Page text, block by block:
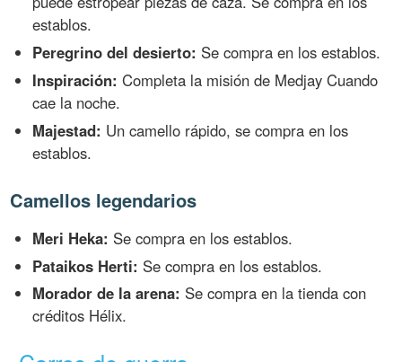
establos.
Peregrino del desierto: Se compra en los establos.
Inspiración: Completa la misión de Medjay Cuando
cae la noche.
Majestad: Un camello rápido, se compra en los
establos.
Camellos legendarios
Meri Heka: Se compra en los establos.
Pataikos Herti: Se compra en los establos.
Morador de la arena: Se compra en la tienda con
créditos Hélix.